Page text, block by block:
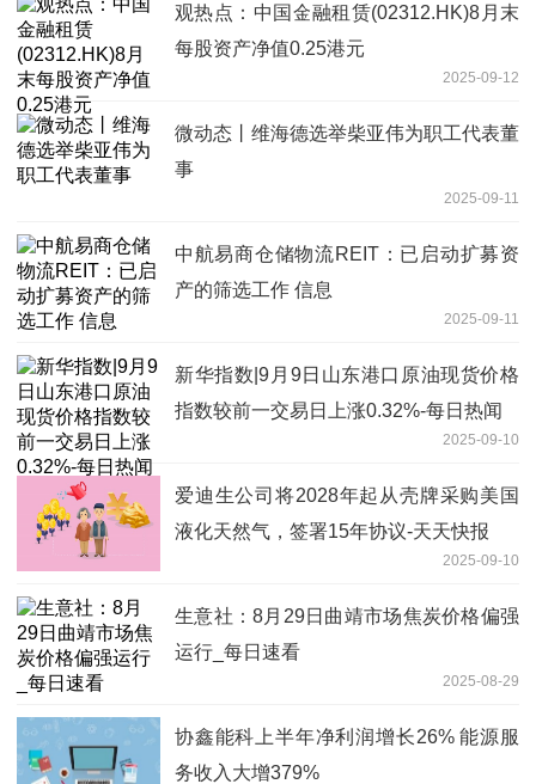
观热点：中国金融租赁(02312.HK)8月末
每股资产净值0.25港元
2025-09-12
微动态丨维海德选举柴亚伟为职工代表董
事
2025-09-11
中航易商仓储物流REIT：已启动扩募资
产的筛选工作 信息
2025-09-11
新华指数|9月9日山东港口原油现货价格
指数较前一交易日上涨0.32%-每日热闻
2025-09-10
爱迪生公司将2028年起从壳牌采购美国
液化天然气，签署15年协议-天天快报
2025-09-10
生意社：8月29日曲靖市场焦炭价格偏强
运行_每日速看
2025-08-29
协鑫能科上半年净利润增长26% 能源服
务收入大增379%